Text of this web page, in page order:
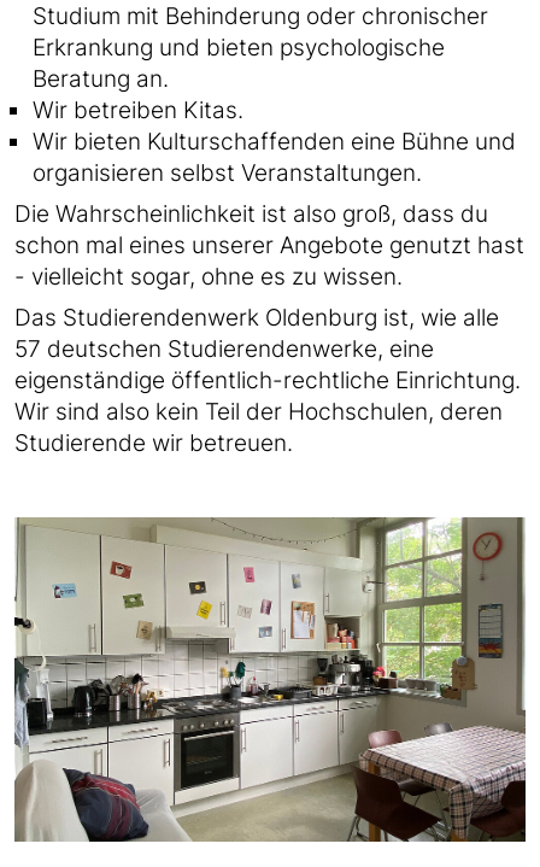
Studium mit Behinderung oder chronischer
Erkrankung und bieten psychologische
Beratung an.
Wir betreiben Kitas.
Wir bieten Kulturschaffenden eine Bühne und
organisieren selbst Veranstaltungen.
Die Wahrscheinlichkeit ist also groß, dass du
schon mal eines unserer Angebote genutzt hast
- vielleicht sogar, ohne es zu wissen.
Das Studierendenwerk Oldenburg ist, wie alle
57 deutschen Studierendenwerke, eine
eigenständige öffentlich-rechtliche Einrichtung.
Wir sind also kein Teil der Hochschulen, deren
Studierende wir betreuen.